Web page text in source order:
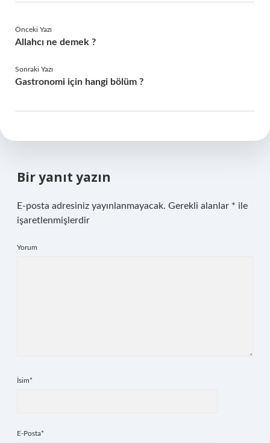
Önceki Yazı
Allahcı ne demek ?
Sonraki Yazı
Gastronomi için hangi bölüm ?
Bir yanıt yazın
E-posta adresiniz yayınlanmayacak. Gerekli alanlar * ile
işaretlenmişlerdir
Yorum
İsim*
E-Posta*